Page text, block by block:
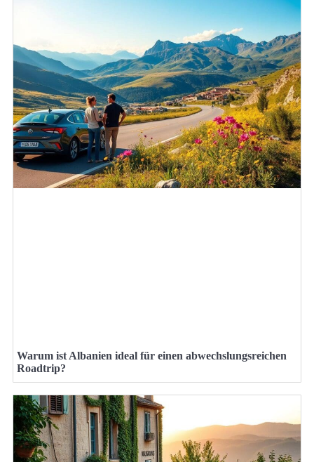
Warum ist Albanien ideal für einen abwechslungsreichen
Roadtrip?